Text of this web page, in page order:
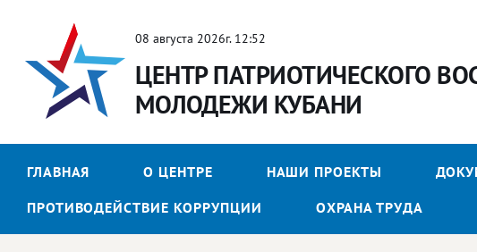
08 августа 2026г. 12:52
ЦЕНТР ПАТРИОТИЧЕСКОГО
МОЛОДЕЖИ КУБАНИ
ГЛАВНАЯ О ЦЕНТРЕ НАШИ ПРОЕКТЫ
ПРОТИВОДЕЙСТВИЕ КОРРУПЦИИ
ОХРАНА ТРУДА